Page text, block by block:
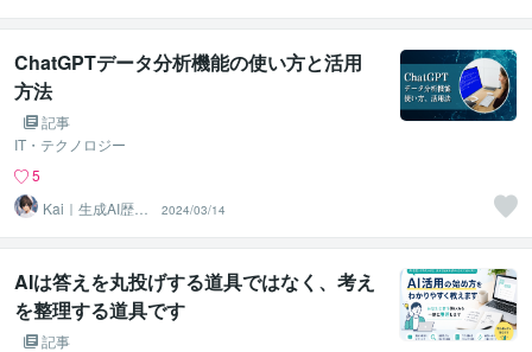
ChatGPTデータ分析機能の使い方と活用
方法
記事
IT・テクノロジー
5
Kai｜生成AI歴4
年_開発から活用
まで
2024/03/14
AIは答えを丸投げする道具ではなく、考え
を整理する道具です
記事